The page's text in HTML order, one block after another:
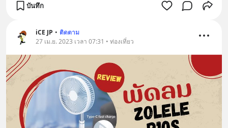
บันทึก
iCE JP • ติดตาม
27 เม.ย. 2023 เวลา 07:31 • ท่องเที่ยว